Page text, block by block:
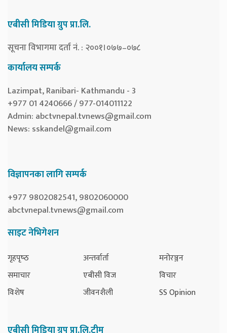
एबीसी मिडिया ग्रुप प्रा.लि.
सूचना विभागमा दर्ता नं. : २००१।०७७–०७८
कार्यालय सम्पर्क
Lazimpat, Ranibari- Kathmandu - 3
+977 01 4240666 / 977-014011122
Admin: abctvnepal.tvnews@gmail.com
News: sskandel@gmail.com
विज्ञापनका लागि सम्पर्क
+977 9802082541, 9802060000
abctvnepal.tvnews@gmail.com
साइट नेभिगेशन
गृहपृष्‍ठ
समाचार
विशेष
अन्तर्वार्ता
एबीसी विज
जीवनशैली
मनोरञ्जन
विचार
SS Opinion